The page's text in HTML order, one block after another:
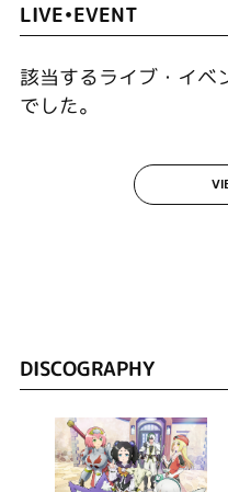
LIVE•EVENT
該当するライブ・イベ
でした。
DISCOGRAPHY